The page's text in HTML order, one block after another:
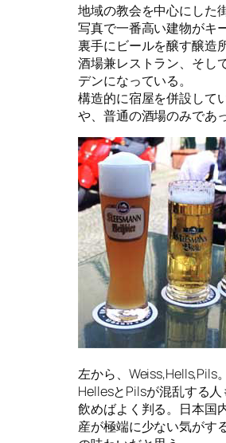
地域の教会を中心にした
写真で一番高い建物がキ
裏手にビールを醸す醸造
酒場兼レストラン、そし
デンになっている。
構造的に宿屋を併設して
や、普通の酒場のみであっ
左から、Weiss,Hells,Pils。
HellesとPilsが混乱する
飲めばよく判る。日本国
産が極端に少ない気がす